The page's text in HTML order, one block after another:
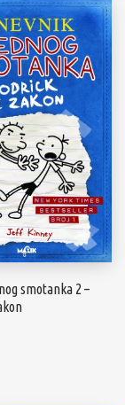
smotanka 2 –